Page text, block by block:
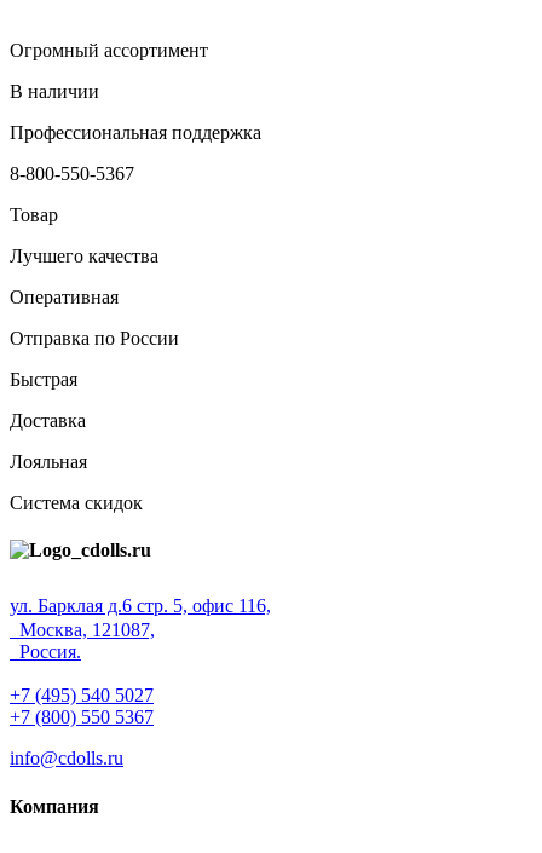
Огромный ассортимент
В наличии
Профессиональная поддержка
8-800-550-5367
Товар
Лучшего качества
Оперативная
Отправка по России
Быстрая
Доставка
Лояльная
Система скидок
ул. Барклая д.6 стр. 5, офис 116,
Москва, 121087,
Россия.
+7 (495) 540 5027
+7 (800) 550 5367
info@cdolls.ru
Компания